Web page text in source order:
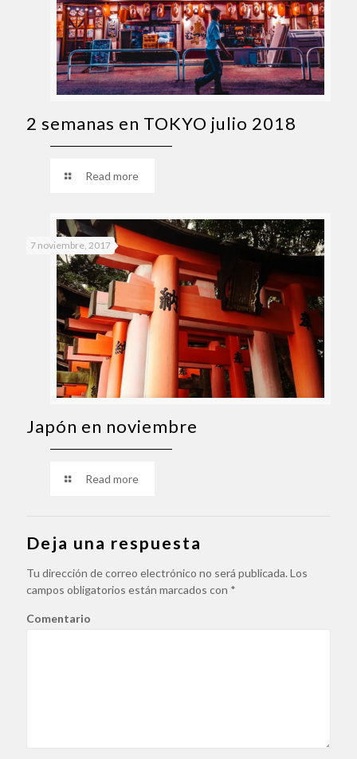
2 semanas en TOKYO julio 2018
Read more
7 noviembre, 2017
Japón en noviembre
Read more
Deja una respuesta
Tu dirección de correo electrónico no será publicada. Los
campos obligatorios están marcados con *
Comentario